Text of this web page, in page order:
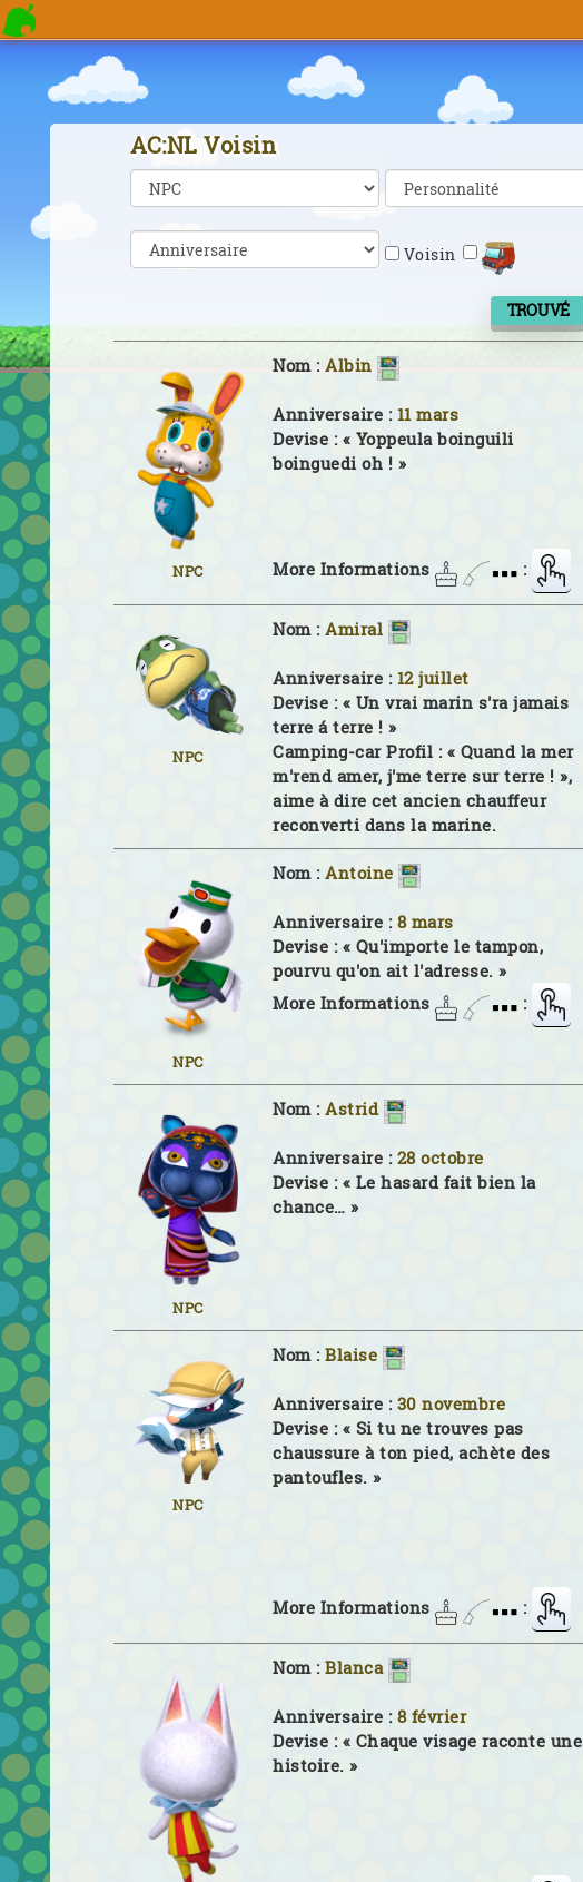
AC:NL Voisin
Voisin
TROUVÉ
NPC
Nom :Albin
Anniversaire : 11 mars
Devise : « Yoppeula boinguili
boinguedi oh ! »
More Informations
:
NPC
Nom :Amiral
Anniversaire : 12 juillet
Devise : « Un vrai marin s'ra jamais
terre á terre ! »
Camping-car Profil : « Quand la mer
m'rend amer, j'me terre sur terre ! »,
aime à dire cet ancien chauffeur
reconverti dans la marine.
NPC
Nom :Antoine
Anniversaire : 8 mars
Devise : « Qu'importe le tampon,
pourvu qu'on ait l'adresse. »
More Informations
:
NPC
Nom :Astrid
Anniversaire : 28 octobre
Devise : « Le hasard fait bien la
chance… »
NPC
Nom :Blaise
Anniversaire : 30 novembre
Devise : « Si tu ne trouves pas
chaussure à ton pied, achète des
pantoufles. »
More Informations
:
Nom :Blanca
Anniversaire : 8 février
Devise : « Chaque visage raconte une
histoire. »